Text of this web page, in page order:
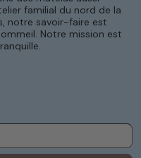
naturel
de confort.
reçoit un accueil
un
avez le choix
moelleux.
familial du nord de la
notre savoir-faire est
Notre mission est